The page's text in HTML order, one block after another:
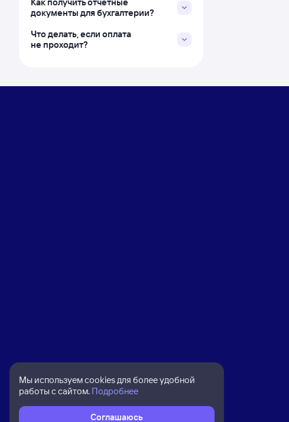
документы для бухгалтерии?
Что делать, если оплата
не проходит?
Мы используем cookies для более удобной
работы с сайтом. Подробнее
Соглашаюсь